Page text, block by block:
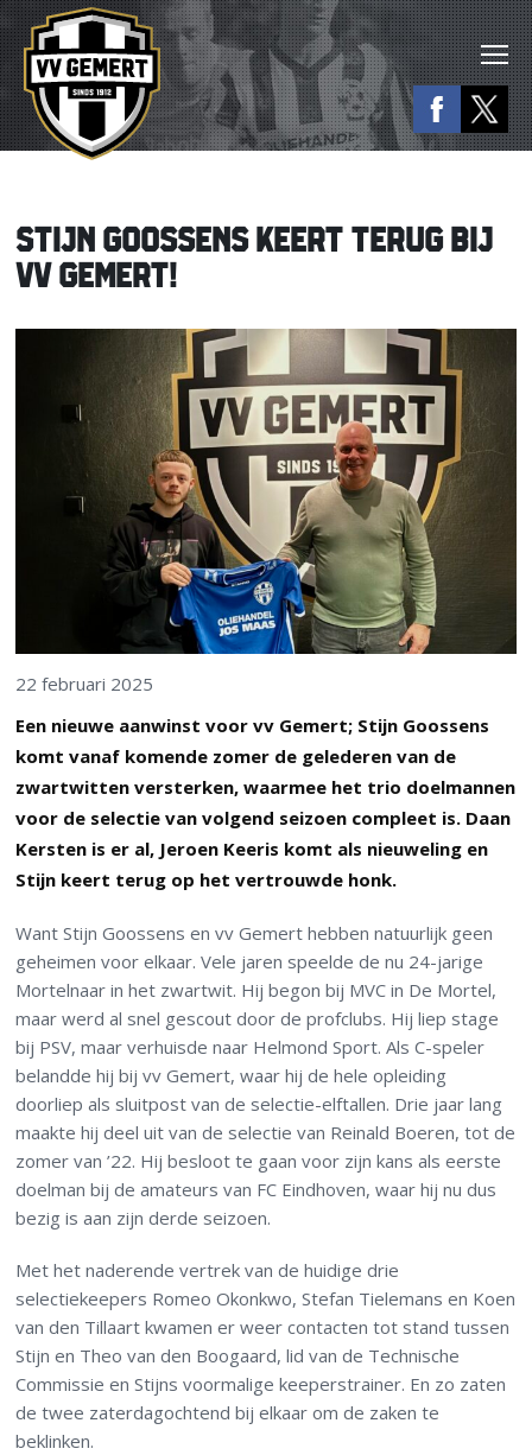
STIJN GOOSSENS KEERT TERUG BIJ
VV GEMERT!
22 februari 2025
Een nieuwe aanwinst voor vv Gemert; Stijn Goossens
komt vanaf komende zomer de gelederen van de
zwartwitten versterken, waarmee het trio doelmannen
voor de selectie van volgend seizoen compleet is. Daan
Kersten is er al, Jeroen Keeris komt als nieuweling en
Stijn keert terug op het vertrouwde honk.
Want Stijn Goossens en vv Gemert hebben natuurlijk geen
geheimen voor elkaar. Vele jaren speelde de nu 24-jarige
Mortelnaar in het zwartwit. Hij begon bij MVC in De Mortel,
maar werd al snel gescout door de profclubs. Hij liep stage
bij PSV, maar verhuisde naar Helmond Sport. Als C-speler
belandde hij bij vv Gemert, waar hij de hele opleiding
doorliep als sluitpost van de selectie-elftallen. Drie jaar lang
maakte hij deel uit van de selectie van Reinald Boeren, tot de
zomer van ’22. Hij besloot te gaan voor zijn kans als eerste
doelman bij de amateurs van FC Eindhoven, waar hij nu dus
bezig is aan zijn derde seizoen.
Met het naderende vertrek van de huidige drie
selectiekeepers Romeo Okonkwo, Stefan Tielemans en Koen
van den Tillaart kwamen er weer contacten tot stand tussen
Stijn en Theo van den Boogaard, lid van de Technische
Commissie en Stijns voormalige keeperstrainer. En zo zaten
de twee zaterdagochtend bij elkaar om de zaken te
beklinken.